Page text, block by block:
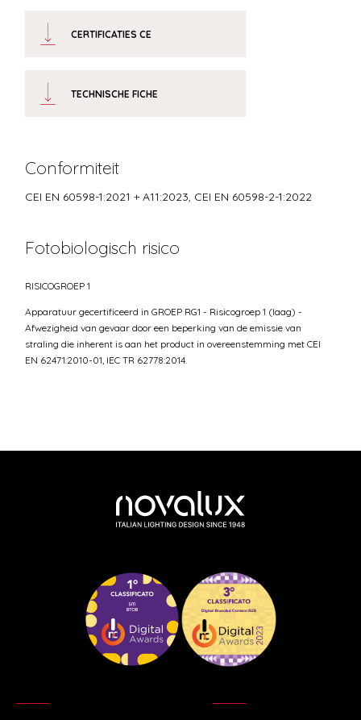
CERTIFICATIES CE
TECHNISCHE FICHE
Conformiteit
CEI EN 60598-1:2021 + A11:2023, CEI EN 60598-2-1:2022
Fotobiologisch risico
RISICOGROEP 1
Apparatuur gecertificeerd in GROEP RG1 - Risicogroep 1 (laag) -
Afwezigheid van gevaar door een beperking van de emissie van
straling die inherent is aan het product in overeenstemming met CEI
EN 62471:2010-01, IEC TR 62778:2014.